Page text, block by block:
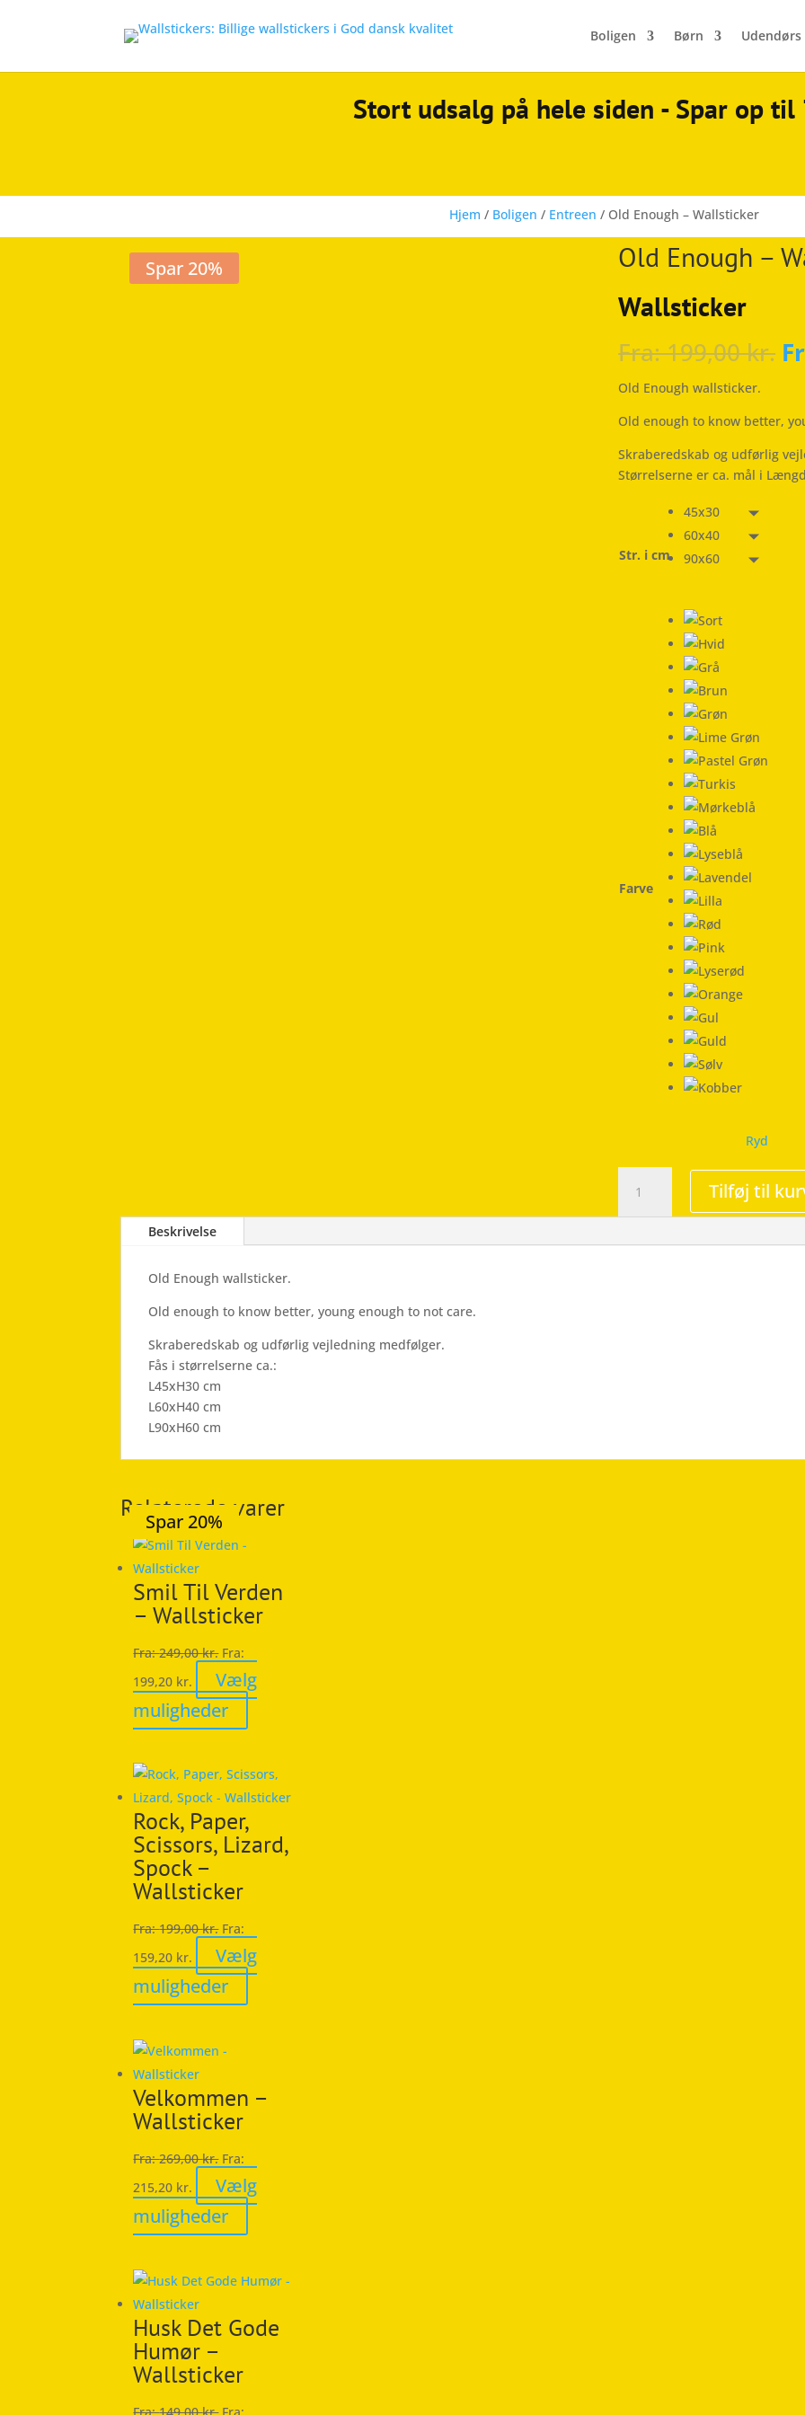
Boligen Børn Udendørs
Stort udsalg på hele siden - Spar op til
Hjem / Boligen / Entreen / Old Enough – Wallsticker
Spar 20%
Old Enough –
Wallsticker
Fra:199,00kr.
Old Enough wallsticker.
Old enough to know better,
Skraberedskab og udførlig
Størrelserne er ca. mål i
Str. i cm
45x30
60x40
90x60
Farve
Ryd
Enough
-
Tilføj til
Beskrivelse
Old Enough wallsticker.
Old enough to know better, young enough to not care.
Skraberedskab og udførlig vejledning medfølger.
Fås i størrelserne ca.:
L45xH30 cm
L60xH40 cm
L90xH60 cm
Relaterede varer
Spar 19%
Smil Til Verden
– Wallsticker
Fra:249,00kr. Fra:
199,20 kr.
Vælg
muligheder
vare
flere
varianter.
kan
Spar 20%
Rock, Paper,
Scissors, Lizard,
Spock –
Wallsticker
Fra:199,00kr. Fra:
159,20 kr.
Vælg
muligheder
vare
Mulighederne
på
varesiden
Spar 20%
Velkommen –
Wallsticker
Fra:269,00kr. Fra:
215,20 kr.
Vælg
muligheder
vare
flere
Mulighederne
Spar 20%
Husk Det Gode
Humør –
Wallsticker
Spar 20%